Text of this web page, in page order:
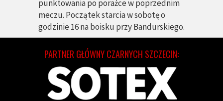
punktowania po porażce w poprzednim
meczu. Początek starcia w sobotę o
godzinie 16 na boisku przy Bandurskiego.
PARTNER GŁÓWNY CZARNYCH SZCZECIN: